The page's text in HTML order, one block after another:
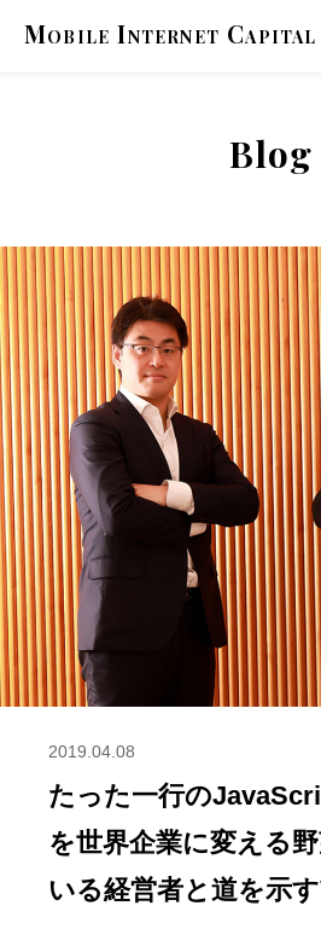
Mobile Internet Capital
Blog
2019.04.08
たった一行の
を世界企業に変える
いる経営者と道を示